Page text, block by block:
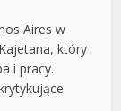
Aires w
który
i pracy.